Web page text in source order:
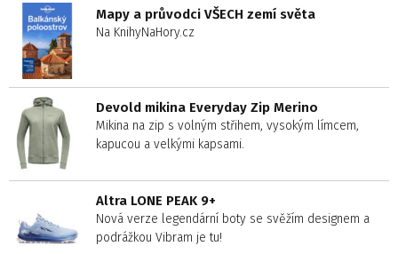
Mapy a průvodci VŠECH zemí světa
Na KnihyNaHory.cz
Devold mikina Everyday Zip Merino
Mikina na zip s volným střihem, vysokým límcem,
kapucou a velkými kapsami.
Altra LONE PEAK 9+
Nová verze legendární boty se svěžím designem a
podrážkou Vibram je tu!